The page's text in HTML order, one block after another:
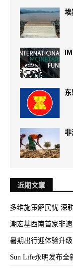
埃
非
近期文章
多维施策解民忧 深
潮宏基西南首家非
暑期出行迎体验升
Sun Life永明发布